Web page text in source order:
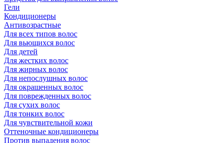
Гели
Кондиционеры
Антивозрастные
Для всех типов волос
Для вьющихся волос
Для детей
Для жестких волос
Для жирных волос
Для непослушных волос
Для окрашенных волос
Для поврежденных волос
Для сухих волос
Для тонких волос
Для чувствительной кожи
Оттеночные кондиционеры
Против выпадения волос